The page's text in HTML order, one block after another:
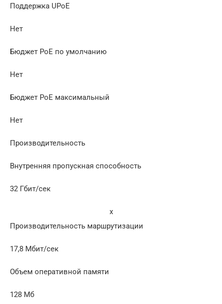
Поддержка UPoE
Нет
Бюджет PoE по умолчанию
Нет
Бюджет PoE максимальный
Нет
Производительность
Внутренняя пропускная способность
32 Гбит/сек
x
Производительность маршрутизации
17,8 Мбит/сек
Объем оперативной памяти
128 Мб